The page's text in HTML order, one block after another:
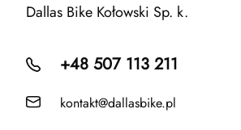
Dallas Bike Kołowski Sp. k.
+48 507 113 211
kontakt@dallasbike.pl